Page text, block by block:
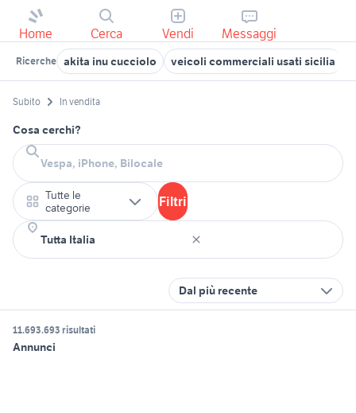
Home Cerca Vendi Messaggi
Ricerche akita inu cucciolo veicoli commerciali usati sicilia
Subito In vendita
Cosa cerchi?
Tutte le
categorie
Filtri
Dal più recente
11.693.693 risultati
Annunci